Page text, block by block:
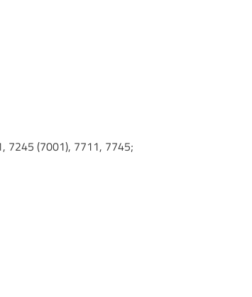
7245 (7001), 7711, 7745;